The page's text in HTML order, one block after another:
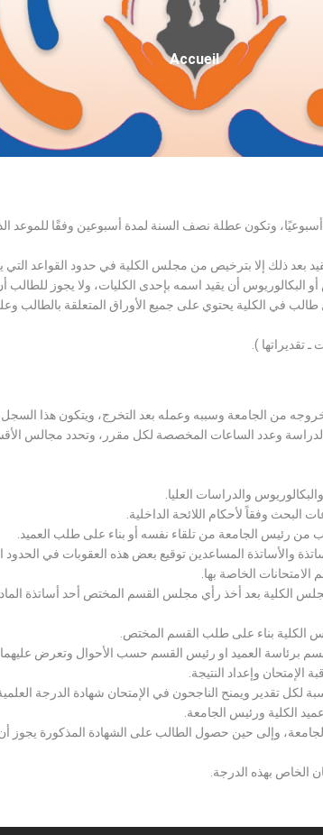
Fil
D'Ariane
Accueil
أسبوعيًا، وتكون عطلة نصف السنة لمدة أسبوعين وفقًا
بعد ذلك إلا بترخيص من مجلس الكلية في حدود القواعد
البكالوريوس أن يقيد اسمه بإحدى الكليات، ولا يجوز
طالب في الكلية يحتوي على جميع الأوراق المتعلقة بالطالب
ـ تقديراتها ).
من الجامعة وسببه وعمله بعد التخرج، ويتكون هذا
الدراسة وعدد الساعات المخصصة لكل مقرر، وتحدد مجالس
والدراسات العليا.
وفقاً لأحكام اللائحة الداخلية.
من رئيس الجامعة من تلقاء نفسه أو بناء على طلب العميد.
والأساتذة المساعدين توقيع بعض هذه العقوبات في الحدود
الامتحانات الخاصة بها.
الكلية بعد أخذ رأي مجلس القسم المختص أحد أساتذة
الكلية بناء على طلب القسم المختص.
العميد او رئيس القسم حسب الأحوال وتعرض عليهما
وإعداد النتيجة.
لكل تقدير ويمنح الناجحون في الإمتحان شهادة الدرجة
الكلية ورئيس الجامعة.
وإلى حين حصول الطالب على الشهادة المذكورة يجوز أن
الخاص بهذه الدرجة.